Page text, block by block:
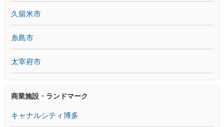
久留米市
糸島市
太宰府市
商業施設・ランドマーク
キャナルシティ博多